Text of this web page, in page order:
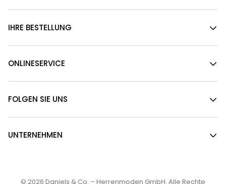
IHRE BESTELLUNG
ONLINESERVICE
FOLGEN SIE UNS
UNTERNEHMEN
© 2026 Daniels & Co. – Herrenmoden GmbH. Alle Rechte